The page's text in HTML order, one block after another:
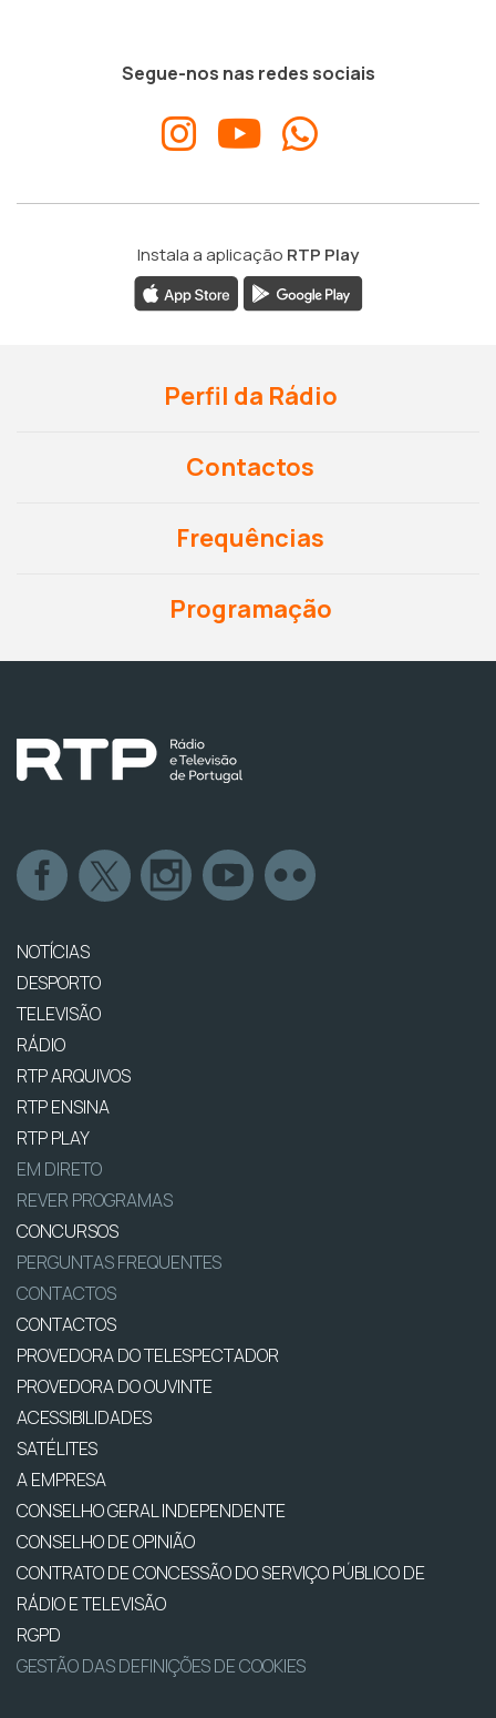
Segue-nos nas redes sociais
Instala a aplicação RTP Play
Perfil da Rádio
Contactos
Frequências
Programação
NOTÍCIAS
DESPORTO
TELEVISÃO
RÁDIO
RTP ARQUIVOS
RTP ENSINA
RTP PLAY
EM DIRETO
REVER PROGRAMAS
CONCURSOS
PERGUNTAS FREQUENTES
CONTACTOS
CONTACTOS
PROVEDORA DO TELESPECTADOR
PROVEDORA DO OUVINTE
ACESSIBILIDADES
SATÉLITES
A EMPRESA
CONSELHO GERAL INDEPENDENTE
CONSELHO DE OPINIÃO
CONTRATO DE CONCESSÃO DO SERVIÇO PÚBLICO DE
RÁDIO E TELEVISÃO
RGPD
GESTÃO DAS DEFINIÇÕES DE COOKIES